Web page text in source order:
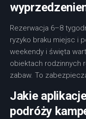
Rezerwacja 6–8
ryzyko braku miejsc i
weekendy i święta
obiektach rodzinnych
zabaw. To
Jakie
podróży